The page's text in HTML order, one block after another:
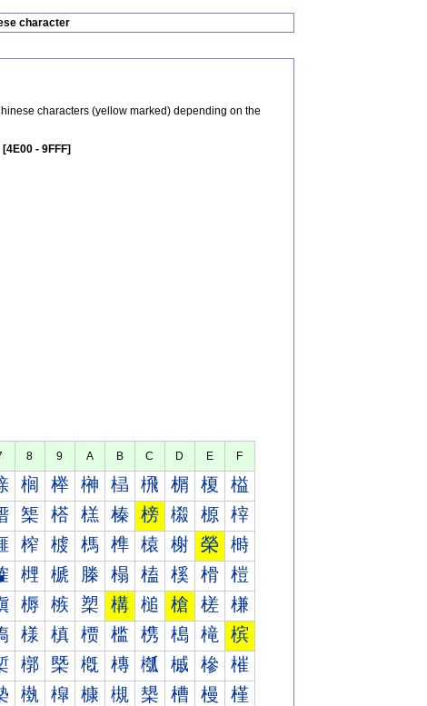
character
characters (yellow marked) depending on the
- 9FFF]
8 9 A B C D E F
榈 榉 榊 榋 榌 榍 榎 榏
榘 榙 榚 榛 榜 榝 榞 榟
榨 榩 榪 榫 榬 榭 榮 榯
榸 榹 榺 榻 榼 榽 榾 榿
槈 槉 槊 構 槌 槍 槎 槏
様 槙 槚 槛 槜 槝 槞 槟
槨 槩 槪 槫 槬 槭 槮 槯
槸 槹 槺 槻 槼 槽 槾 槿